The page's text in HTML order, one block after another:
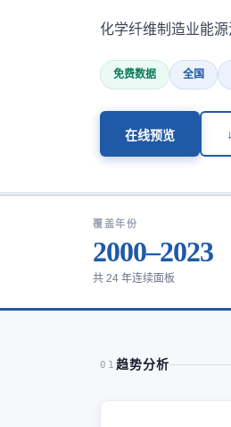
化学纤维制造业能
免费数据 全国
在线预览
覆盖年份
2000–2023
共 24 年连续面板
01 趋势分析